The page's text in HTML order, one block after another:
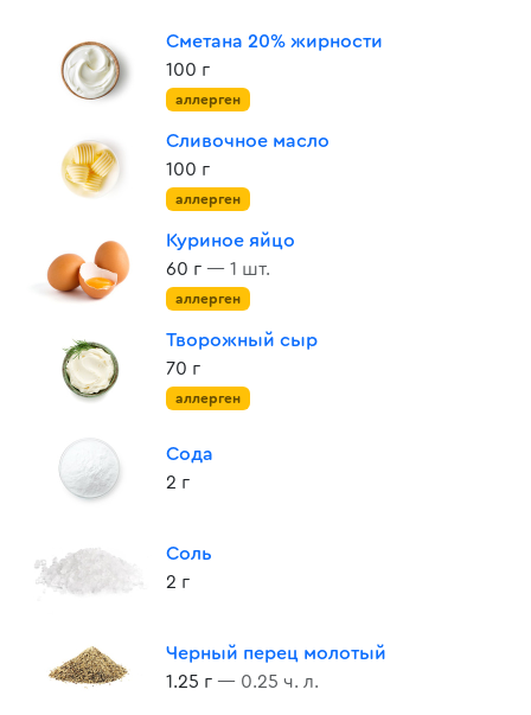
Сметана 20% жирности
100 г
аллерген
Сливочное масло
100 г
аллерген
Куриное яйцо
60 г — 1 шт.
аллерген
Творожный сыр
70 г
аллерген
Сода
2 г
Соль
2 г
Черный перец молотый
1.25 г — 0.25 ч. л.